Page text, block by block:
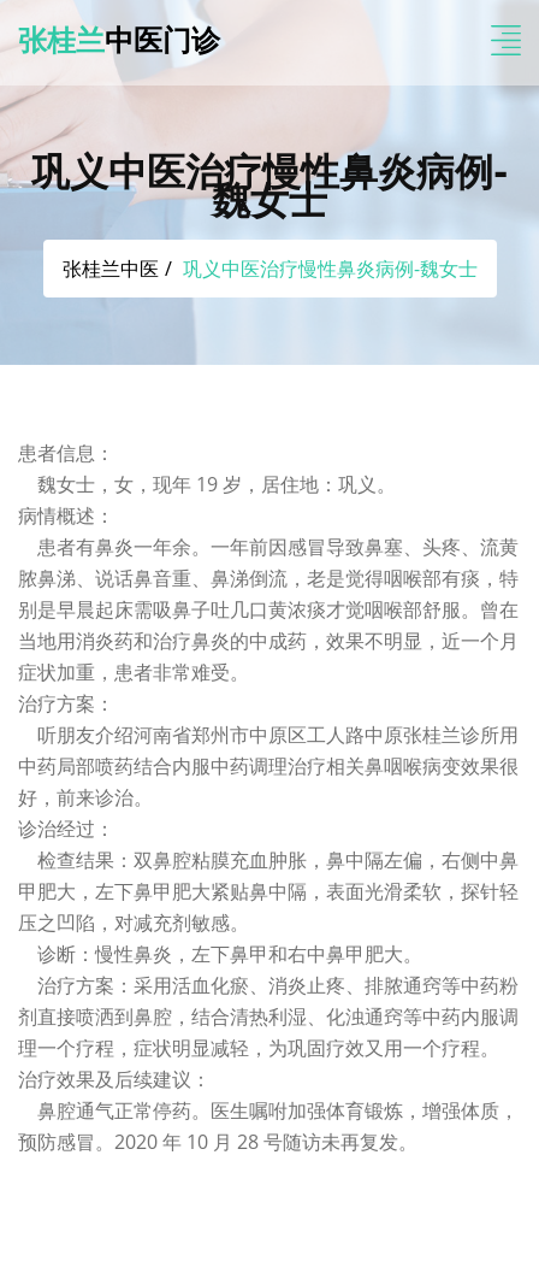
张桂兰中医门诊
巩义中医治疗慢性鼻炎病例-
魏女士
张桂兰中医 巩义中医治疗慢性鼻炎病例-魏女士
患者信息：
魏女士，女，现年 19 岁，居住地：巩义。
病情概述：
患者有鼻炎一年余。一年前因感冒导致鼻塞、头疼、流黄
脓鼻涕、说话鼻音重、鼻涕倒流，老是觉得咽喉部有痰，特
别是早晨起床需吸鼻子吐几口黄浓痰才觉咽喉部舒服。曾在
当地用消炎药和治疗鼻炎的中成药，效果不明显，近一个月
症状加重，患者非常难受。
治疗方案：
听朋友介绍河南省郑州市中原区工人路中原张桂兰诊所用
中药局部喷药结合内服中药调理治疗相关鼻咽喉病变效果很
好，前来诊治。
诊治经过：
检查结果：双鼻腔粘膜充血肿胀，鼻中隔左偏，右侧中鼻
甲肥大，左下鼻甲肥大紧贴鼻中隔，表面光滑柔软，探针轻
压之凹陷，对减充剂敏感。
诊断：慢性鼻炎，左下鼻甲和右中鼻甲肥大。
治疗方案：采用活血化瘀、消炎止疼、排脓通窍等中药粉
剂直接喷洒到鼻腔，结合清热利湿、化浊通窍等中药内服调
理一个疗程，症状明显减轻，为巩固疗效又用一个疗程。
治疗效果及后续建议：
鼻腔通气正常停药。医生嘱咐加强体育锻炼，增强体质，
预防感冒。2020 年 10 月 28 号随访未再复发。